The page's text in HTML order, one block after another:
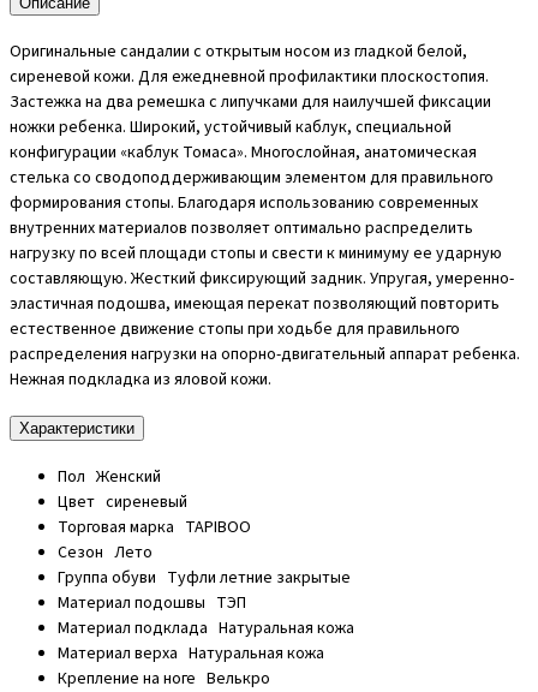
Оригинальные сандалии с открытым носом из гладкой белой,
сиреневой кожи. Для ежедневной профилактики плоскостопия.
Застежка на два ремешка с липучками для наилучшей фиксации
ножки ребенка. Широкий, устойчивый каблук, специальной
конфигурации «каблук Томаса». Многослойная, анатомическая
стелька со сводоподдерживающим элементом для правильного
формирования стопы. Благодаря использованию современных
внутренних материалов позволяет оптимально распределить
нагрузку по всей площади стопы и свести к минимуму ее ударную
составляющую. Жесткий фиксирующий задник. Упругая, умеренно-
эластичная подошва, имеющая перекат позволяющий повторить
естественное движение стопы при ходьбе для правильного
распределения нагрузки на опорно-двигательный аппарат ребенка.
Нежная подкладка из яловой кожи.
Характеристики
Пол Женский
Цвет сиреневый
Торговая марка TAPIBOO
Сезон Лето
Группа обуви Туфли летние закрытые
Материал подошвы ТЭП
Материал подклада Натуральная кожа
Материал верха Натуральная кожа
Крепление на ноге Велькро